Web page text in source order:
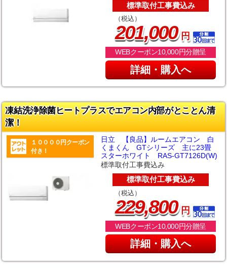
標準取付工事費込み
（税込）
201,000円
WEBクーポン10,000円分贈呈
詳細・購入へ
凍結洗浄除菌ヒートプラスでエアコン内部がとことん清
潔！
１００００円クーポン
付き！
日立 【良品】ルームエアコン 白
くまくん GTシリーズ 主に23畳
スターホワイト RAS-GT7126D(W)
標準取付工事費込み
標準取付工事費込み
（税込）
229,800円
WEBクーポン10,000円分贈呈
詳細・購入へ